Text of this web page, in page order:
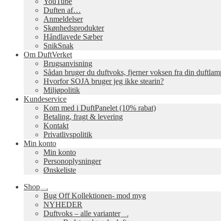
Duften af…
Anmeldelser
Skønhedsprodukter
Håndlavede Sæber
SnikSnak
Om DuftVerket
Brugsanvisning
Sådan bruger du duftvoks, fjerner voksen fra din
Hvorfor SOJA bruger jeg ikke stearin?
Miljøpolitik
Kundeservice
Kom med i DuftPanelet (10% rabat)
Betaling, fragt & levering
Kontakt
Privatlivspolitik
Min konto
Min konto
Personoplysninger
Ønskeliste
Shop
Udfold
undermenu
Bug Off Kollektionen- mod myg
NYHEDER
Duftvoks – alle varianter
Udfold